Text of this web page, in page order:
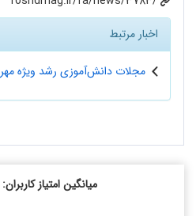
اخبار مرتبط
مجلات دانش‌آموزی رشد ویژه مهر ۱۴۰۰ منتشر شدند
میانگین امتیاز کاربران: 0.0 (0 رای)